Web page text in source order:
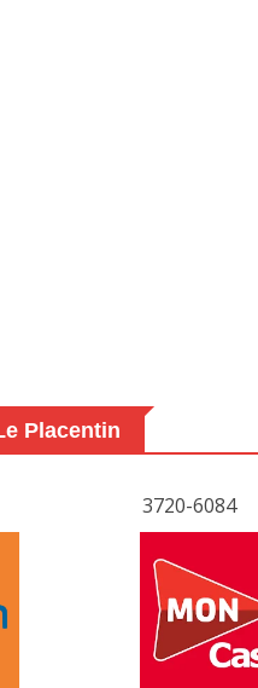
Placentin
3720-6084